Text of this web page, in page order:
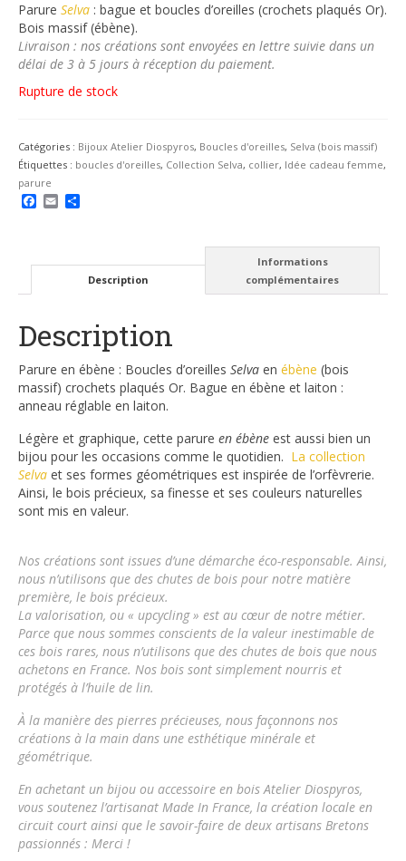
Parure Selva : bague et boucles d’oreilles (crochets plaqués Or).
Bois massif (ébène).
Livraison : nos créations sont envoyées en lettre suivie dans un
délai de 3 à 5 jours à réception du paiement.
Rupture de stock
Catégories : Bijoux Atelier Diospyros, Boucles d'oreilles, Selva (bois massif)
Étiquettes : boucles d'oreilles, Collection Selva, collier, Idée cadeau femme,
parure
Facebook
Email
Description
Informations
complémentaires
Description
Parure en ébène : Boucles d’oreilles Selva en ébène (bois
massif) crochets plaqués Or. Bague en ébène et laiton :
anneau réglable en laiton.
Légère et graphique, cette parure en ébène est aussi bien un
bijou pour les occasions comme le quotidien. La collection
Selva et ses formes géométriques est inspirée de l’orfèvrerie.
Ainsi, le bois précieux, sa finesse et ses couleurs naturelles
sont mis en valeur.
Nos créations sont issues d’une démarche éco-responsable. Ainsi,
nous n’utilisons que des chutes de bois pour notre matière
première, le bois précieux.
La valorisation, ou « upcycling » est au cœur de notre métier.
Parce que nous sommes conscients de la valeur inestimable de
ces bois rares, nous n’utilisons que des chutes de bois que nous
achetons en France. Nos bois sont simplement nourris et
protégés à l’huile de lin.
À la manière des pierres précieuses, nous façonnons nos
créations à la main dans une esthétique minérale et
géométrique.
En achetant un bijou ou accessoire en boisAtelier Diospyros,
vous soutenez l’artisanat Made In France, la création locale en
circuit court ainsi que le savoir-faire de deux artisans Bretons
passionnés : Merci !